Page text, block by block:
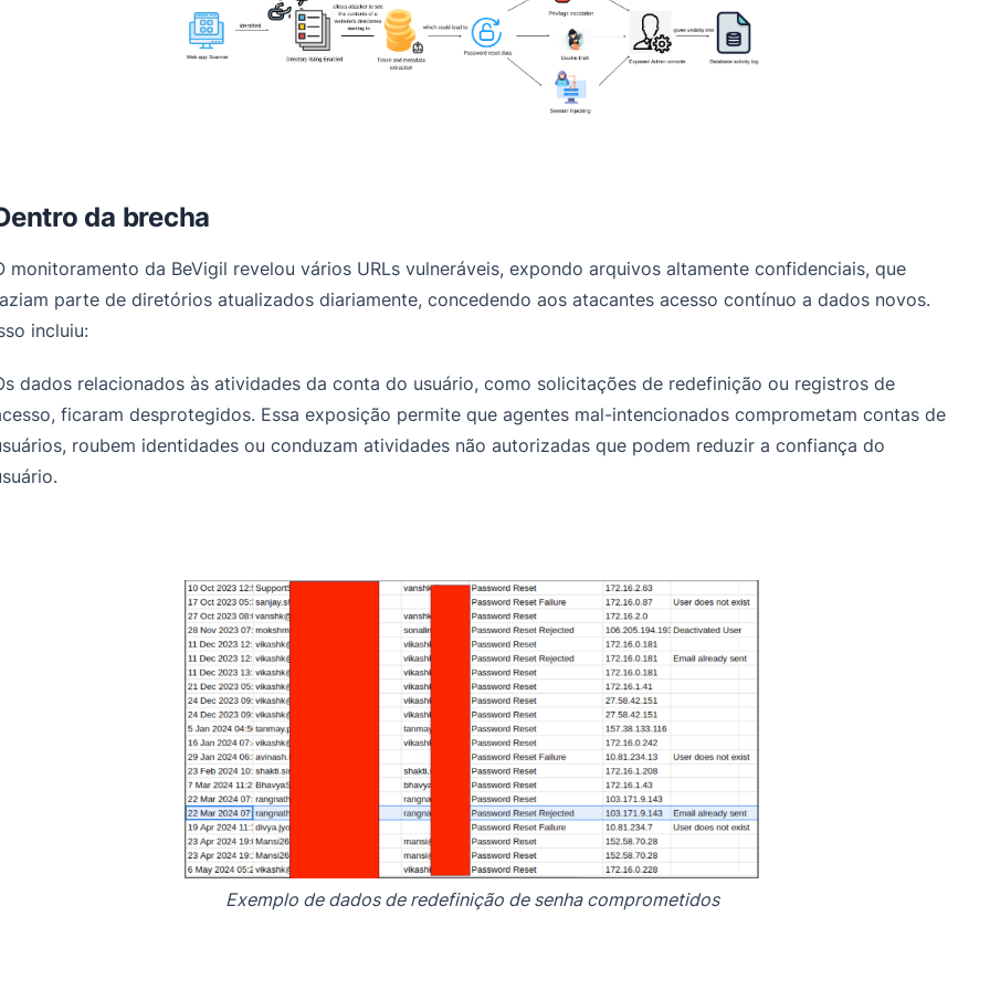
da brecha
monitoramento da BeVigil revelou vários URLs vulneráveis, expondo arquivos altamente confidenciais, que
parte de diretórios atualizados diariamente, concedendo aos atacantes acesso contínuo a dados novos.
incluiu:
dados relacionados às atividades da conta do usuário, como solicitações de redefinição ou registros de
ficaram desprotegidos. Essa exposição permite que agentes mal-intencionados comprometam contas de
roubem identidades ou conduzam atividades não autorizadas que podem reduzir a confiança do
Exemplo de dados de redefinição de senha comprometidos